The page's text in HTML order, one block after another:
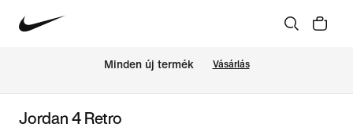
Minden új termék Vásárlás
Jordan 4 Retro